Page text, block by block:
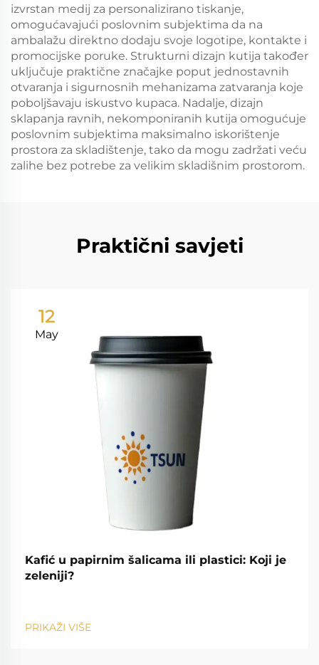
izvrstan medij za personalizirano tiskanje,
omogućavajući poslovnim subjektima da na
ambalažu direktno dodaju svoje logotipe, kontakte i
promocijske poruke. Strukturni dizajn kutija također
uključuje praktične značajke poput jednostavnih
otvaranja i sigurnosnih mehanizama zatvaranja koje
poboljšavaju iskustvo kupaca. Nadalje, dizajn
sklapanja ravnih, nekomponiranih kutija omogućuje
poslovnim subjektima maksimalno iskorištenje
prostora za skladištenje, tako da mogu zadržati veću
zalihe bez potrebe za velikim skladišnim prostorom.
Praktični savjeti
12
May
Kafić u papirnim šalicama ili plastici: Koji je
zeleniji?
PRIKAŽI VIŠE